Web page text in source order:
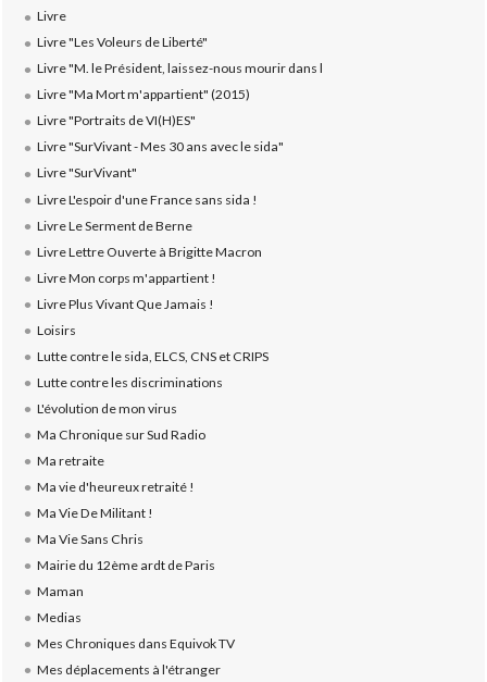
Livre
Livre "Les Voleurs de Liberté"
Livre "M. le Président, laissez-nous mourir dans l
Livre "Ma Mort m'appartient" (2015)
Livre "Portraits de VI(H)ES"
Livre "SurVivant - Mes 30 ans avec le sida"
Livre "SurVivant"
Livre L'espoir d'une France sans sida !
Livre Le Serment de Berne
Livre Lettre Ouverte à Brigitte Macron
Livre Mon corps m'appartient !
Livre Plus Vivant Que Jamais !
Loisirs
Lutte contre le sida, ELCS, CNS et CRIPS
Lutte contre les discriminations
L'évolution de mon virus
Ma Chronique sur Sud Radio
Ma retraite
Ma vie d'heureux retraité !
Ma Vie De Militant !
Ma Vie Sans Chris
Mairie du 12ème ardt de Paris
Maman
Medias
Mes Chroniques dans Equivok TV
Mes déplacements à l'étranger